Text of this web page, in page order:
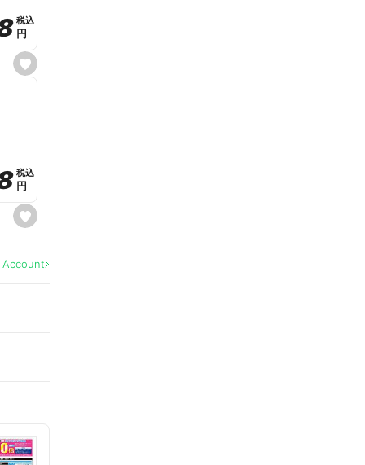
e
s
e
e
税込
税込
円
円
s
e
a
税込
税込
円
円